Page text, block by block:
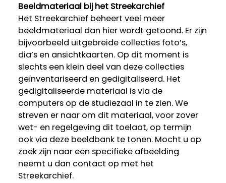
Beeldmateriaal bij het Streekarchief
Het Streekarchief beheert veel meer
beeldmateriaal dan hier wordt getoond. Er zijn
bijvoorbeeld uitgebreide collecties foto’s,
dia’s en ansichtkaarten. Op dit moment is
slechts een klein deel van deze collecties
geïnventariseerd en gedigitaliseerd. Het
gedigitaliseerde materiaal is via de
computers op de studiezaal in te zien. We
streven er naar om dit materiaal, voor zover
wet- en regelgeving dit toelaat, op termijn
ook via deze beeldbank te tonen. Mocht u op
zoek zijn naar een specifieke afbeelding
neemt u dan contact op met het
Streekarchief.